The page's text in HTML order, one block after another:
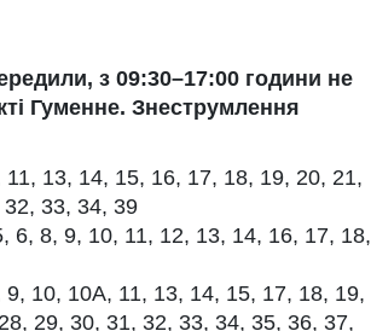
з 09:30–17:00 години не
Гуменне. Знеструмлення
13, 14, 15, 16, 17, 18, 19, 20, 21,
33, 34, 39
6, 8, 9, 10, 11, 12, 13, 14, 16, 17, 18,
10, 10А, 11, 13, 14, 15, 17, 18, 19,
29, 30, 31, 32, 33, 34, 35, 36, 37,